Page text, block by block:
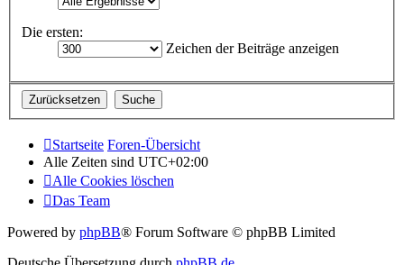
Die ersten:
Zeichen der Beiträge anzeigen
Startseite Foren-Übersicht
Alle Zeiten sind UTC+02:00
Alle Cookies löschen
Das Team
Powered by phpBB® Forum Software © phpBB Limited